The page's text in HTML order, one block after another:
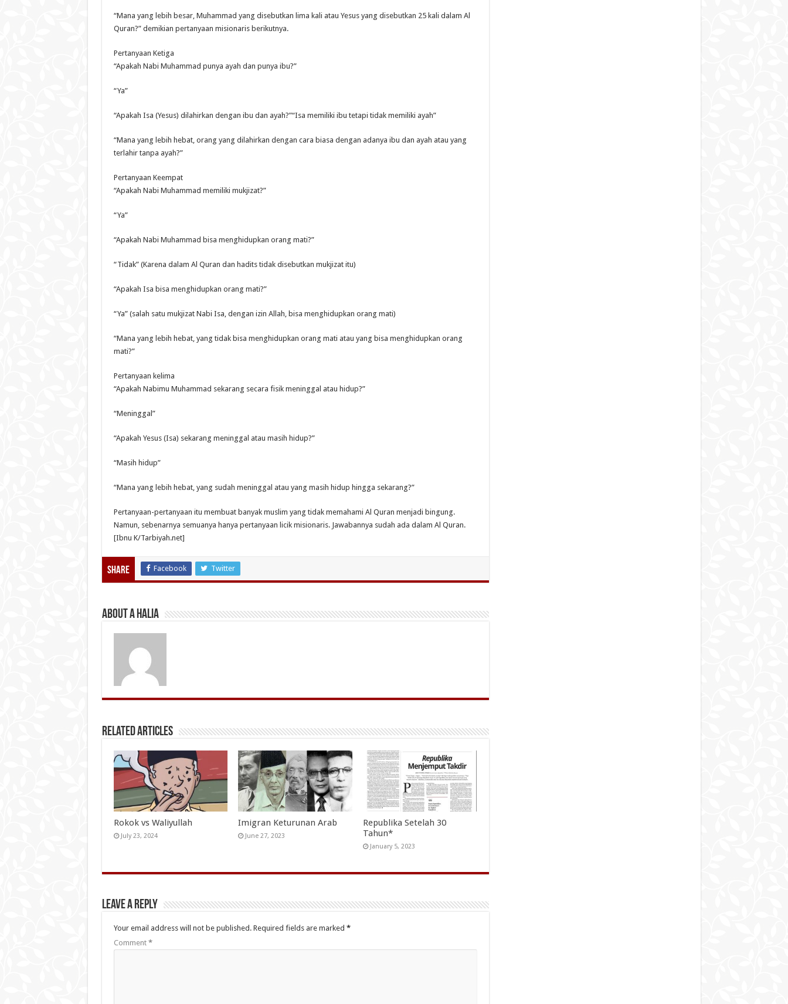
“Mana yang lebih besar, Muhammad yang disebutkan lima kali atau Yesus yang disebutkan 25 kali dalam Al
Quran?” demikian pertanyaan misionaris berikutnya.
Pertanyaan Ketiga
“Apakah Nabi Muhammad punya ayah dan punya ibu?”
“Ya”
“Apakah Isa (Yesus) dilahirkan dengan ibu dan ayah?”“Isa memiliki ibu tetapi tidak memiliki ayah”
“Mana yang lebih hebat, orang yang dilahirkan dengan cara biasa dengan adanya ibu dan ayah atau yang
terlahir tanpa ayah?”
Pertanyaan Keempat
“Apakah Nabi Muhammad memiliki mukjizat?”
“Ya”
“Apakah Nabi Muhammad bisa menghidupkan orang mati?”
“Tidak” (Karena dalam Al Quran dan hadits tidak disebutkan mukjizat itu)
“Apakah Isa bisa menghidupkan orang mati?”
“Ya” (salah satu mukjizat Nabi Isa, dengan izin Allah, bisa menghidupkan orang mati)
“Mana yang lebih hebat, yang tidak bisa menghidupkan orang mati atau yang bisa menghidupkan orang
mati?”
Pertanyaan kelima
“Apakah Nabimu Muhammad sekarang secara fisik meninggal atau hidup?”
“Meninggal”
“Apakah Yesus (Isa) sekarang meninggal atau masih hidup?”
“Masih hidup”
“Mana yang lebih hebat, yang sudah meninggal atau yang masih hidup hingga sekarang?”
Pertanyaan-pertanyaan itu membuat banyak muslim yang tidak memahami Al Quran menjadi bingung.
Namun, sebenarnya semuanya hanya pertanyaan licik misionaris. Jawabannya sudah ada dalam Al Quran.
[Ibnu K/Tarbiyah.net]
Share Facebook Twitter
About A Halia
Related Articles
Rokok vs Waliyullah
July 23, 2024
Imigran Keturunan Arab
June 27, 2023
Republika Setelah 30
Tahun*
January 5, 2023
Leave a Reply
Your email address will not be published. Required fields are marked *
Comment *